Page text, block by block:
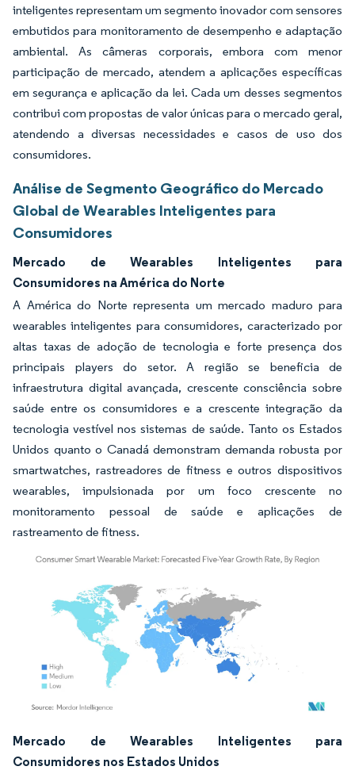
inteligentes representam um segmento inovador com sensores
embutidos para monitoramento de desempenho e adaptação
ambiental. As câmeras corporais, embora com menor
participação de mercado, atendem a aplicações específicas
em segurança e aplicação da lei. Cada um desses segmentos
contribui com propostas de valor únicas para o mercado geral,
atendendo a diversas necessidades e casos de uso dos
consumidores.
Análise de Segmento Geográfico do Mercado
Global de Wearables Inteligentes para
Consumidores
Mercado de Wearables Inteligentes para
Consumidores na América do Norte
A América do Norte representa um mercado maduro para
wearables inteligentes para consumidores, caracterizado por
altas taxas de adoção de tecnologia e forte presença dos
principais players do setor. A região se beneficia de
infraestrutura digital avançada, crescente consciência sobre
saúde entre os consumidores e a crescente integração da
tecnologia vestível nos sistemas de saúde. Tanto os Estados
Unidos quanto o Canadá demonstram demanda robusta por
smartwatches, rastreadores de fitness e outros dispositivos
wearables, impulsionada por um foco crescente no
monitoramento pessoal de saúde e aplicações de
rastreamento de fitness.
Imagem © Mordor Intelligence. O reuso requer atribuição conforme CC BY 4.0.
Mercado de Wearables Inteligentes para
Consumidores nos Estados Unidos